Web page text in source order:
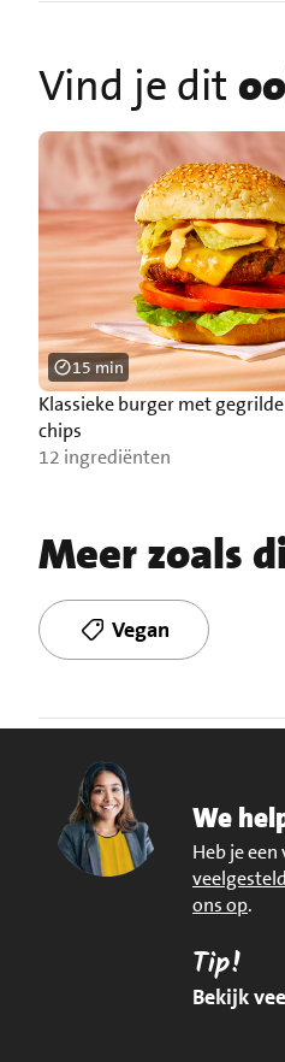
Vind je dit
Klassieke burger met
chips
12 ingrediënten
15 min
Meer zoals
Vegan
We
Heb je
ons op.
Tip!
Bekijk